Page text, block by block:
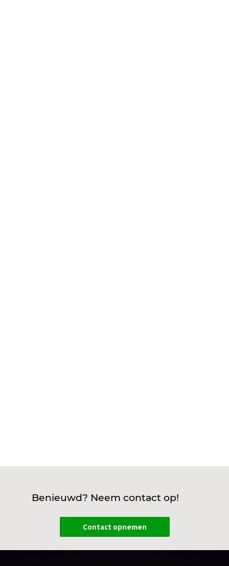
Benieuwd? Neem contact op!
Contact opnemen